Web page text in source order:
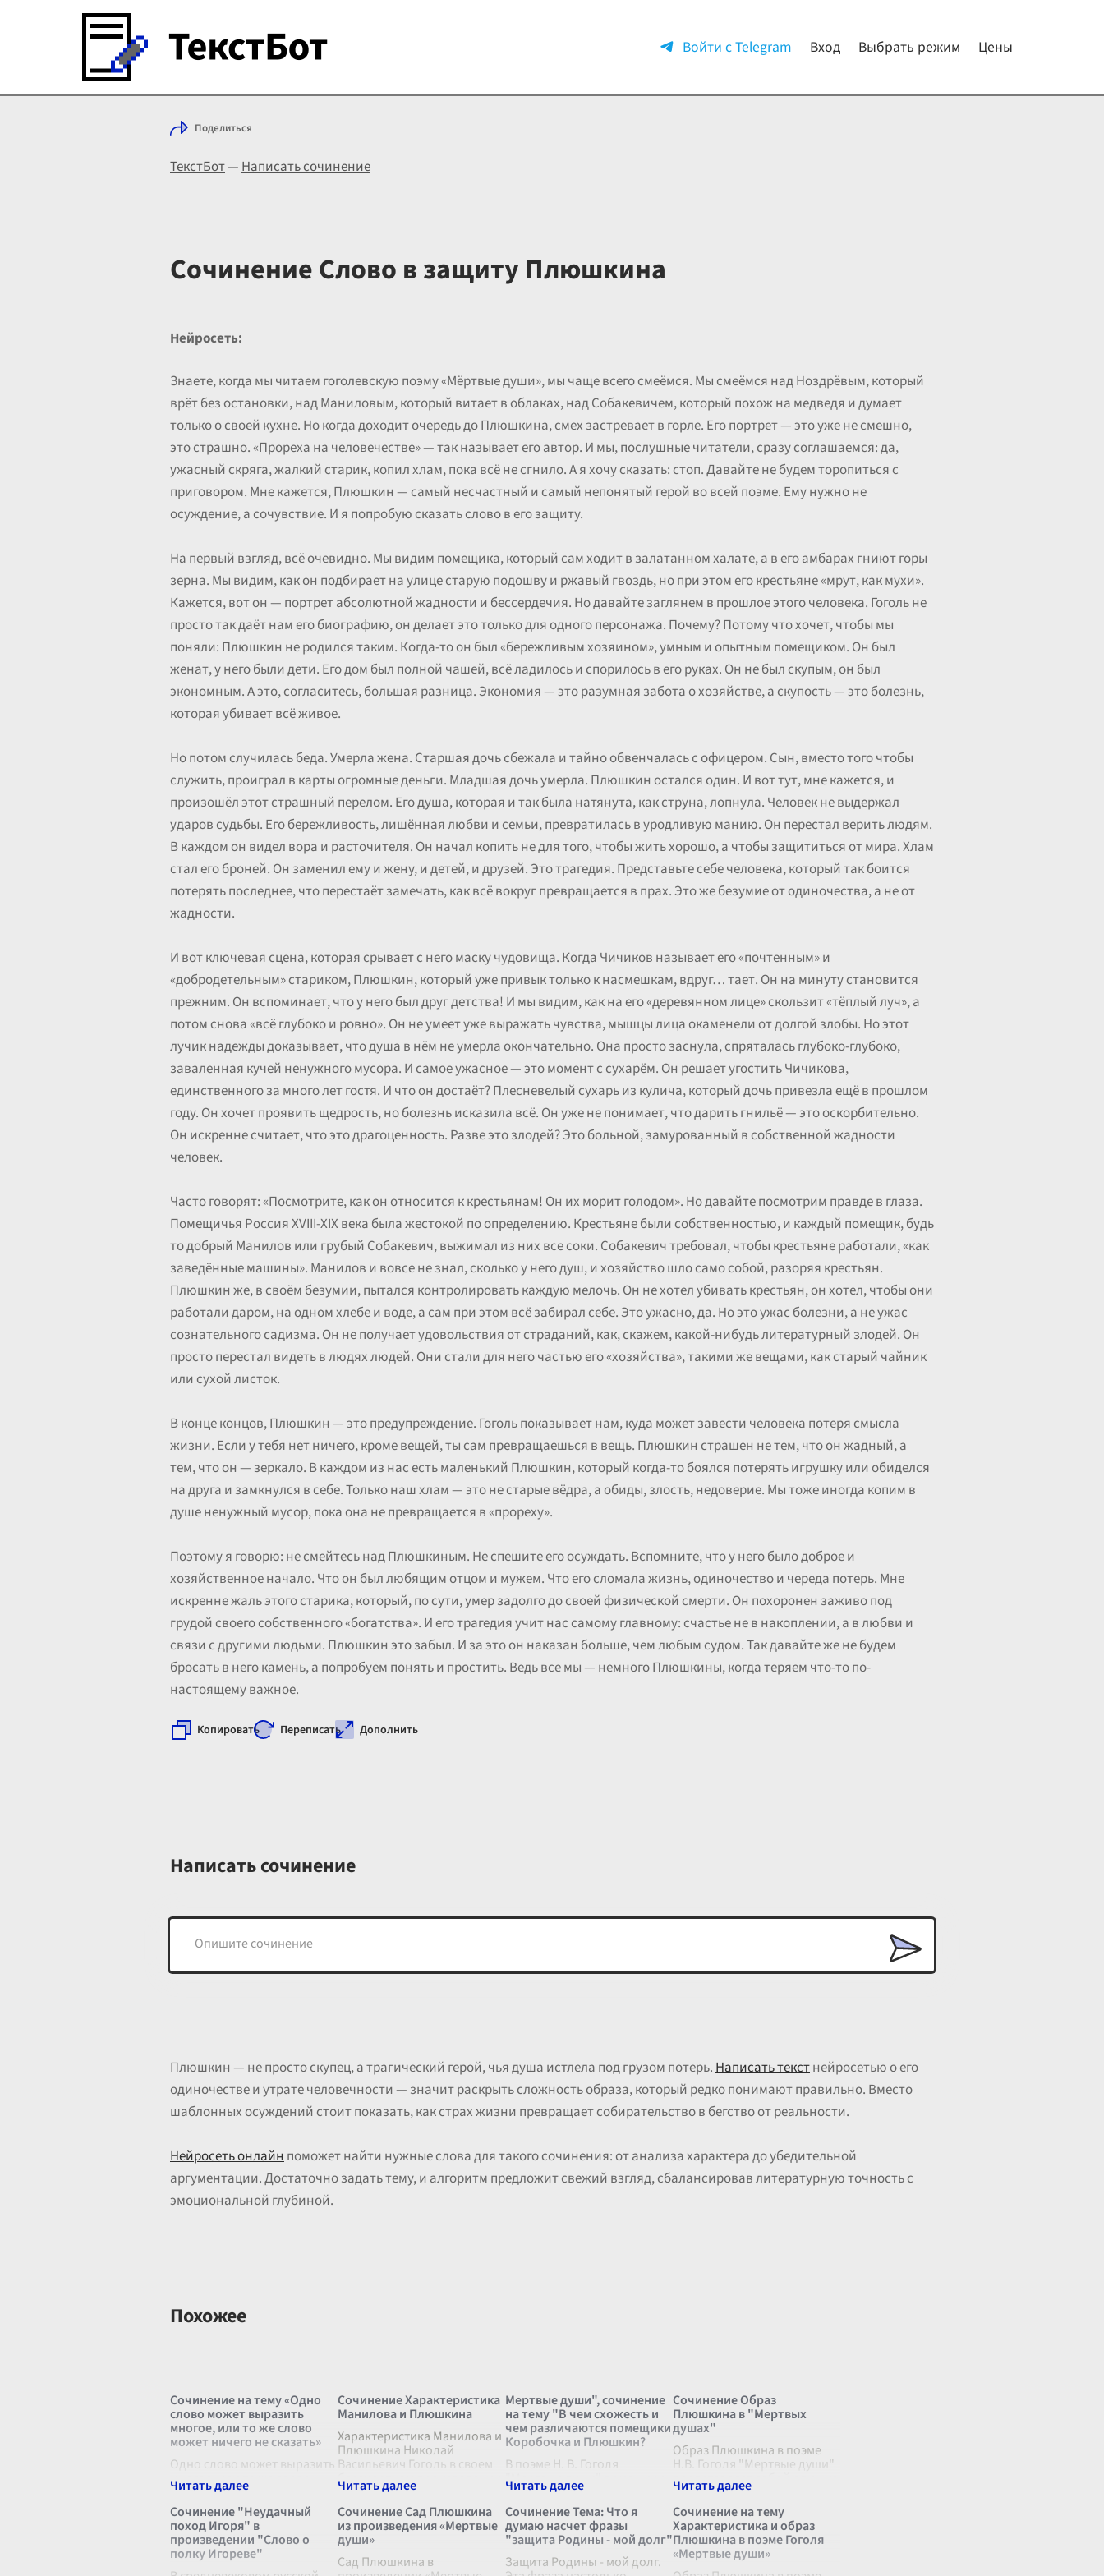
Войти с Telegram Вход Выбрать режим Цены
Поделиться
ТекстБот—Написать сочинение
Сочинение Слово в защиту Плюшкина
Нейросеть:
Знаете, когда мы читаем гоголевскую поэму «Мёртвые души», мы чаще всего смеёмся. Мы смеёмся над Ноздрёвым, который
врёт без остановки, над Маниловым, который витает в облаках, над Собакевичем, который похож на медведя и думает
только о своей кухне. Но когда доходит очередь до Плюшкина, смех застревает в горле. Его портрет — это уже не смешно,
это страшно. «Прореха на человечестве» — так называет его автор. И мы, послушные читатели, сразу соглашаемся: да,
ужасный скряга, жалкий старик, копил хлам, пока всё не сгнило. А я хочу сказать: стоп. Давайте не будем торопиться с
приговором. Мне кажется, Плюшкин — самый несчастный и самый непонятый герой во всей поэме. Ему нужно не
осуждение, а сочувствие. И я попробую сказать слово в его защиту.
На первый взгляд, всё очевидно. Мы видим помещика, который сам ходит в залатанном халате, а в его амбарах гниют горы
зерна. Мы видим, как он подбирает на улице старую подошву и ржавый гвоздь, но при этом его крестьяне «мрут, как мухи».
Кажется, вот он — портрет абсолютной жадности и бессердечия. Но давайте заглянем в прошлое этого человека. Гоголь не
просто так даёт нам его биографию, он делает это только для одного персонажа. Почему? Потому что хочет, чтобы мы
поняли: Плюшкин не родился таким. Когда-то он был «бережливым хозяином», умным и опытным помещиком. Он был
женат, у него были дети. Его дом был полной чашей, всё ладилось и спорилось в его руках. Он не был скупым, он был
экономным. А это, согласитесь, большая разница. Экономия — это разумная забота о хозяйстве, а скупость — это болезнь,
которая убивает всё живое.
Но потом случилась беда. Умерла жена. Старшая дочь сбежала и тайно обвенчалась с офицером. Сын, вместо того чтобы
служить, проиграл в карты огромные деньги. Младшая дочь умерла. Плюшкин остался один. И вот тут, мне кажется, и
произошёл этот страшный перелом. Его душа, которая и так была натянута, как струна, лопнула. Человек не выдержал
ударов судьбы. Его бережливость, лишённая любви и семьи, превратилась в уродливую манию. Он перестал верить людям.
В каждом он видел вора и расточителя. Он начал копить не для того, чтобы жить хорошо, а чтобы защититься от мира. Хлам
стал его броней. Он заменил ему и жену, и детей, и друзей. Это трагедия. Представьте себе человека, который так боится
потерять последнее, что перестаёт замечать, как всё вокруг превращается в прах. Это же безумие от одиночества, а не от
жадности.
И вот ключевая сцена, которая срывает с него маску чудовища. Когда Чичиков называет его «почтенным» и
«добродетельным» стариком, Плюшкин, который уже привык только к насмешкам, вдруг… тает. Он на минуту становится
прежним. Он вспоминает, что у него был друг детства! И мы видим, как на его «деревянном лице» скользит «тёплый луч», а
потом снова «всё глубоко и ровно». Он не умеет уже выражать чувства, мышцы лица окаменели от долгой злобы. Но этот
лучик надежды доказывает, что душа в нём не умерла окончательно. Она просто заснула, спряталась глубоко-глубоко,
заваленная кучей ненужного мусора. И самое ужасное — это момент с сухарём. Он решает угостить Чичикова,
единственного за много лет гостя. И что он достаёт? Плесневелый сухарь из кулича, который дочь привезла ещё в прошлом
году. Он хочет проявить щедрость, но болезнь исказила всё. Он уже не понимает, что дарить гнильё — это оскорбительно.
Он искренне считает, что это драгоценность. Разве это злодей? Это больной, замурованный в собственной жадности
человек.
Часто говорят: «Посмотрите, как он относится к крестьянам! Он их морит голодом». Но давайте посмотрим правде в глаза.
Помещичья Россия XVIII-XIX века была жестокой по определению. Крестьяне были собственностью, и каждый помещик, будь
то добрый Манилов или грубый Собакевич, выжимал из них все соки. Собакевич требовал, чтобы крестьяне работали, «как
заведённые машины». Манилов и вовсе не знал, сколько у него душ, и хозяйство шло само собой, разоряя крестьян.
Плюшкин же, в своём безумии, пытался контролировать каждую мелочь. Он не хотел убивать крестьян, он хотел, чтобы они
работали даром, на одном хлебе и воде, а сам при этом всё забирал себе. Это ужасно, да. Но это ужас болезни, а не ужас
сознательного садизма. Он не получает удовольствия от страданий, как, скажем, какой-нибудь литературный злодей. Он
просто перестал видеть в людях людей. Они стали для него частью его «хозяйства», такими же вещами, как старый чайник
или сухой листок.
В конце концов, Плюшкин — это предупреждение. Гоголь показывает нам, куда может завести человека потеря смысла
жизни. Если у тебя нет ничего, кроме вещей, ты сам превращаешься в вещь. Плюшкин страшен не тем, что он жадный, а
тем, что он — зеркало. В каждом из нас есть маленький Плюшкин, который когда-то боялся потерять игрушку или обиделся
на друга и замкнулся в себе. Только наш хлам — это не старые вёдра, а обиды, злость, недоверие. Мы тоже иногда копим в
душе ненужный мусор, пока она не превращается в «прореху».
Поэтому я говорю: не смейтесь над Плюшкиным. Не спешите его осуждать. Вспомните, что у него было доброе и
хозяйственное начало. Что он был любящим отцом и мужем. Что его сломала жизнь, одиночество и череда потерь. Мне
искренне жаль этого старика, который, по сути, умер задолго до своей физической смерти. Он похоронен заживо под
грудой своего собственного «богатства». И его трагедия учит нас самому главному: счастье не в накоплении, а в любви и
связи с другими людьми. Плюшкин это забыл. И за это он наказан больше, чем любым судом. Так давайте же не будем
бросать в него камень, а попробуем понять и простить. Ведь все мы — немного Плюшкины, когда теряем что-то по-
настоящему важное.
Копировать Переписать Дополнить
Написать сочинение
Плюшкин — не просто скупец, а трагический герой, чья душа истлела под грузом потерь.Написать текстнейросетью о его
одиночестве и утрате человечности — значит раскрыть сложность образа, который редко понимают правильно. Вместо
шаблонных осуждений стоит показать, как страх жизни превращает собирательство в бегство от реальности.
Нейросеть онлайнпоможет найти нужные слова для такого сочинения: от анализа характера до убедительной
аргументации. Достаточно задать тему, и алгоритм предложит свежий взгляд, сбалансировав литературную точность с
эмоциональной глубиной.
Похожее
Сочинение на тему «Одно
слово может выразить
многое, или то же слово
может ничего не сказать»
Одно слово может выразить
многое, или то же слово
может ничего не сказать.
Возьмем, к примеру, слово
«любовь». Для одного
человека это слово
наполнено самыми
светлыми и теплыми чув
Сочинение Характеристика
Манилова и Плюшкина
Характеристика Манилова и
Плюшкина Николай
Васильевич Гоголь в своем
бессмертном произведении
"Мертвые души" создал
множество ярких и
запоминающихся
персонажей, среди которых
особ...
Мертвые души", сочинение
на тему "В чем схожесть и
чем различаются помещики
Коробочка и Плюшкин?
В поэме Н. В. Гоголя
"Мертвые души" помещики
Коробочка и Плюшкин,
будучи захудалыми
представителями русского
дворянства, детально
показаны в их жизненных
укладе и характерных
Сочинение Образ
Плюшкина в "Мертвых
душах"
Образ Плюшкина в поэме
Н.В. Гоголя "Мертвые души"
представляет собой один из
самых ярких и
многослойных характеров,
которые автор создал для
описания социально-
морального упадка по...
Сочинение "Неудачный
поход Игоря" в
произведении "Слово о
полку Игореве"
Сочинение Сад Плюшкина
из произведения «Мертвые
души»
Сад Плюшкина в
Сочинение Тема: Что я
думаю насчет фразы
"защита Родины - мой долг"
Защита Родины - мой долг.
Сочинение на тему
Характеристика и образ
Плюшкина в поэме Гоголя
«Мертвые души»